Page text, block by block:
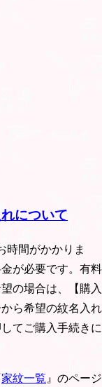
について
時間がかかりま
が必要です。有料
の場合は、【購入
ら希望の紋名入れ
てご購入手続きに
家紋一覧 』のページ